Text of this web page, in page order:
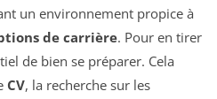
un environnement propice à
de carrière. Pour en tirer
de bien se préparer. Cela
CV, la recherche sur les